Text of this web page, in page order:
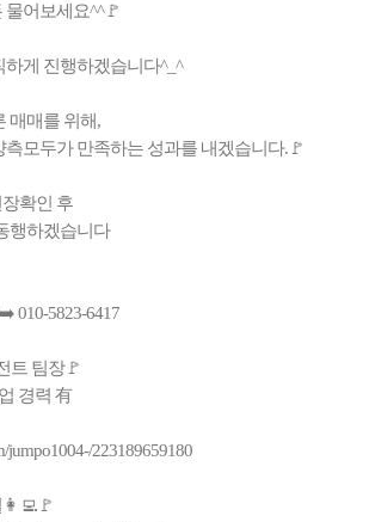
어보세요^^🚩
게 진행하겠습니다^_^
매매를 위해,
모두가 만족하는 성과를 내겠습니다.🚩
확인 후
행하겠습니다
010-5823-6417
트 팀장🚩
경력 有
jumpo1004-/223189659180